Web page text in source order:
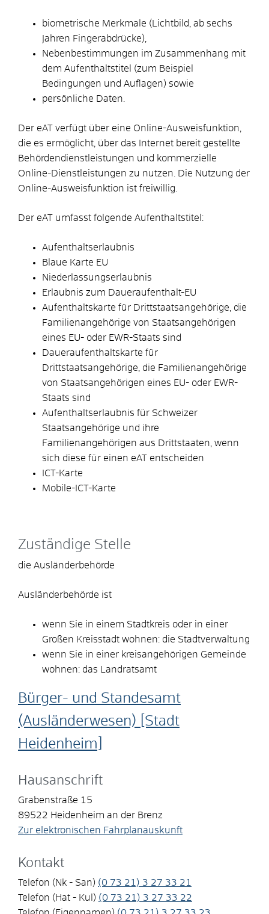
biometrische Merkmale (Lichtbild, ab sechs
Jahren Fingerabdrücke),
Nebenbestimmungen im Zusammenhang mit
dem Aufenthaltstitel
(zum Beispiel
Bedingungen und Auflagen) sowie
persönliche Daten.
Der eAT verfügt über eine Online-Ausweisfunktion,
die es ermöglicht, über das Internet bereit gestellte
Behördendienstleistungen und kommerzielle
Online-Dienstleistungen zu nutzen.
Die Nutzung der
Online-Ausweisfunktion ist freiwillig.
Der eAT umfasst folgende Aufenthaltstitel:
Aufenthaltserlaubnis
Blaue Karte EU
Niederlassungserlaubnis
Erlaubnis zum Daueraufenthalt-EU
Aufenthaltskarte für Drittstaatsangehörige, die
Familienangehörige von Staatsangehörigen
eines EU- oder EWR-Staats sind
Daueraufenthaltskarte für
Drittstaatsangehörige, die Familienangehörige
von Staatsangehörigen eines EU- oder EWR-
Staats sind
Aufenthaltserlaubnis für Schweizer
Staatsangehörige und ihre
Familienangehörigen aus Drittstaaten, wenn
sich diese für einen eAT entscheiden
ICT-Karte
Mobile-ICT-Karte
Zuständige Stelle
die Ausländerbehörde
Ausländerbehörde ist
wenn Sie in einem Stadtkreis oder in einer
Großen Kreisstadt wohnen: die Stadtverwaltung
wenn Sie in einer kreisangehörigen Gemeinde
wohnen: das Landratsamt
Bürger- und Standesamt
(Ausländerwesen) [Stadt
Heidenheim]
Hausanschrift
Grabenstraße 15
89522 Heidenheim an der Brenz
Zur elektronischen Fahrplanauskunft
Kontakt
Telefon (Nk - San) (0 73 21) 3 27 33 21
Telefon (Hat - Kul) (0 73 21) 3 27 33 22